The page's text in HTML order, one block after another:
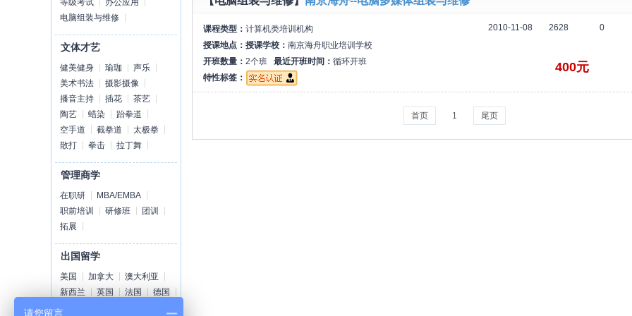
等级考试
办公应用
电脑组装与维修
文体才艺
健美健身 瑜珈
声乐
美术书法
摄影摄像
播音主持
插花
茶艺
陶艺
蜡染
跆拳道
空手道
截拳道
太极拳
散打
拳击 拉丁舞
管理商学
在职研
MBA/EMBA
职前培训
研修班
团训
拓展
出国留学
美国 加拿大
澳大利亚
新西兰
英国 法国
德国
荷兰
课程类型： 计算机类培训机构
授课地点： 授课学校： 南京海舟职业培训学校
开班数量： 2个班 最近开班时间： 循环开班
特性标签：
2010-11-08 2628 0
400元
首页 1 尾页
请您留言